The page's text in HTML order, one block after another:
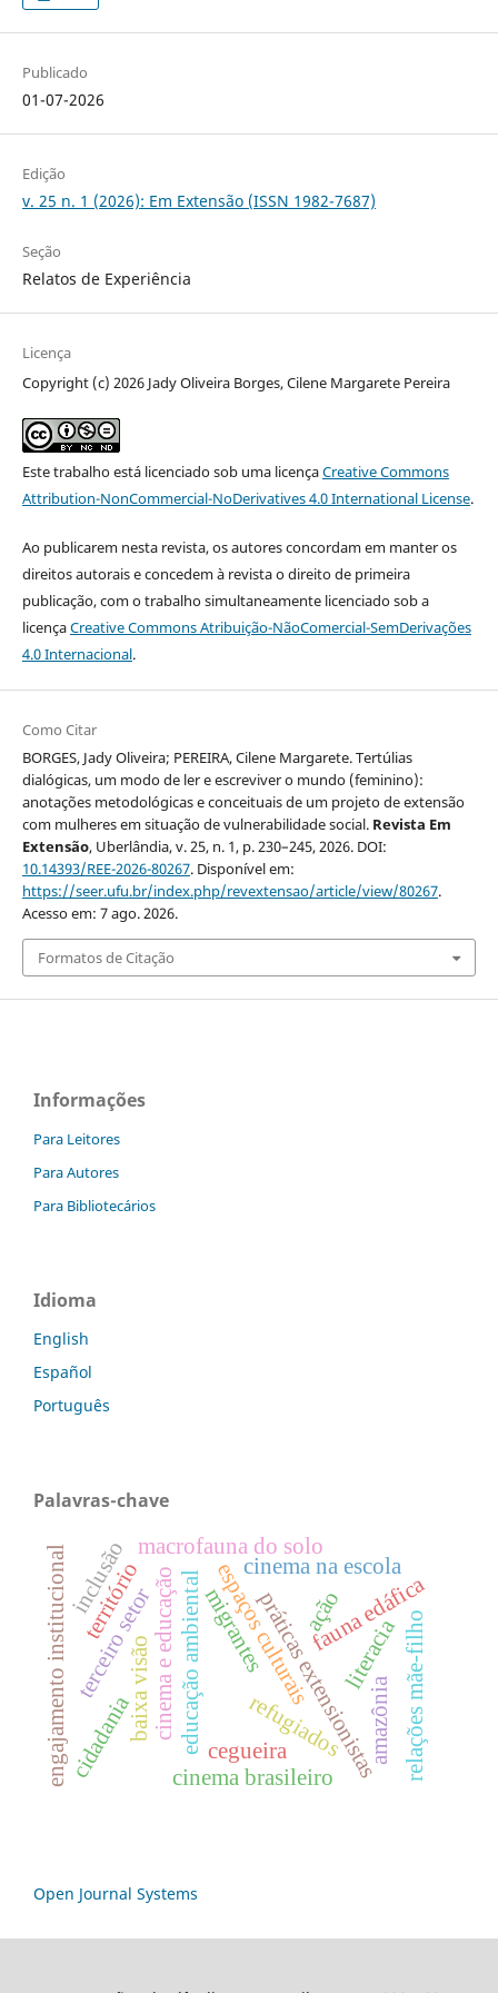
Publicado
01-07-2026
Edição
v. 25 n. 1 (2026): Em Extensão (ISSN 1982-7687)
Seção
Relatos de Experiência
Licença
Copyright (c) 2026 Jady Oliveira Borges, Cilene Margarete Pereira
Este trabalho está licenciado sob uma licençaCreative Commons
Attribution-NonCommercial-NoDerivatives 4.0 International License.
Ao publicarem nesta revista, os autores concordam em manter os
direitos autorais e concedem à revista o direito de primeira
publicação, com o trabalho simultaneamente licenciado sob a
licençaCreative Commons Atribuição-NãoComercial-SemDerivações
4.0 Internacional.
Como Citar
BORGES, Jady Oliveira; PEREIRA, Cilene Margarete. Tertúlias
dialógicas, um modo de ler e escreviver o mundo (feminino):
anotações metodológicas e conceituais de um projeto de extensão
com mulheres em situação de vulnerabilidade social. Revista Em
Extensão, Uberlândia, v. 25, n. 1, p. 230–245, 2026. DOI:
10.14393/REE-2026-80267. Disponível em:
https://seer.ufu.br/index.php/revextensao/article/view/80267.
Acesso em: 7 ago. 2026.
Formatos de Citação
Informações
Para Leitores
Para Autores
Para Bibliotecários
Idioma
English
Español
Português
Palavras-chave
espaços culturais
práticas extensionistas
amazônia
macrofauna do solo
fauna edáfica
educação ambiental
cinema e educação
cinema na escola
cinema brasileiro
terceiro setor
engajamento institucionalterritório
relações mãe-filho
refugiados
migrantes
cegueira
baixa visão literacia
ação
cidadania
inclusão
Open Journal Systems